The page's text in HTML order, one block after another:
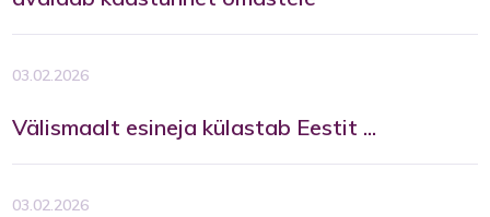
03.02.2026
Välismaalt esineja külastab Eestit ...
03.02.2026